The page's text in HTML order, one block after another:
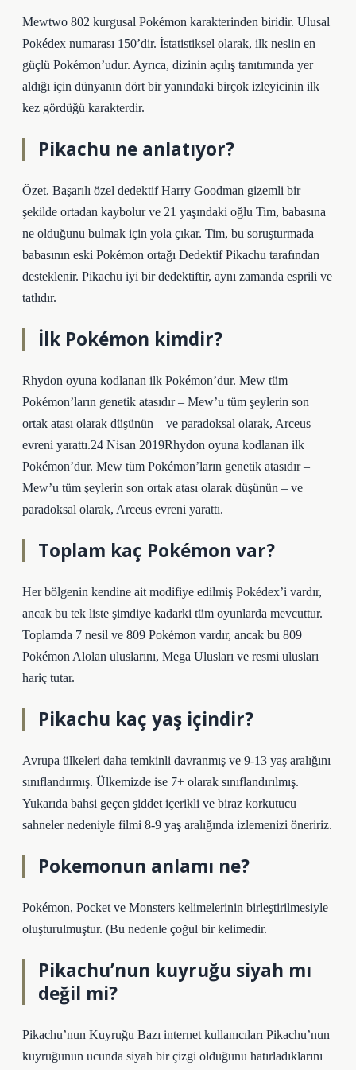
Mewtwo 802 kurgusal Pokémon karakterinden biridir. Ulusal
Pokédex numarası 150’dir. İstatistiksel olarak, ilk neslin en
güçlü Pokémon’udur. Ayrıca, dizinin açılış tanıtımında yer
aldığı için dünyanın dört bir yanındaki birçok izleyicinin ilk
kez gördüğü karakterdir.
Pikachu ne anlatıyor?
Özet. Başarılı özel dedektif Harry Goodman gizemli bir
şekilde ortadan kaybolur ve 21 yaşındaki oğlu Tim, babasına
ne olduğunu bulmak için yola çıkar. Tim, bu soruşturmada
babasının eski Pokémon ortağı Dedektif Pikachu tarafından
desteklenir. Pikachu iyi bir dedektiftir, aynı zamanda esprili ve
tatlıdır.
İlk Pokémon kimdir?
Rhydon oyuna kodlanan ilk Pokémon’dur. Mew tüm
Pokémon’ların genetik atasıdır – Mew’u tüm şeylerin son
ortak atası olarak düşünün – ve paradoksal olarak, Arceus
evreni yarattı.24 Nisan 2019Rhydon oyuna kodlanan ilk
Pokémon’dur. Mew tüm Pokémon’ların genetik atasıdır –
Mew’u tüm şeylerin son ortak atası olarak düşünün – ve
paradoksal olarak, Arceus evreni yarattı.
Toplam kaç Pokémon var?
Her bölgenin kendine ait modifiye edilmiş Pokédex’i vardır,
ancak bu tek liste şimdiye kadarki tüm oyunlarda mevcuttur.
Toplamda 7 nesil ve 809 Pokémon vardır, ancak bu 809
Pokémon Alolan uluslarını, Mega Ulusları ve resmi ulusları
hariç tutar.
Pikachu kaç yaş içindir?
Avrupa ülkeleri daha temkinli davranmış ve 9-13 yaş aralığını
sınıflandırmış. Ülkemizde ise 7+ olarak sınıflandırılmış.
Yukarıda bahsi geçen şiddet içerikli ve biraz korkutucu
sahneler nedeniyle filmi 8-9 yaş aralığında izlemenizi öneririz.
Pokemonun anlamı ne?
Pokémon, Pocket ve Monsters kelimelerinin birleştirilmesiyle
oluşturulmuştur. (Bu nedenle çoğul bir kelimedir.
Pikachu’nun kuyruğu siyah mı
değil mi?
Pikachu’nun Kuyruğu Bazı internet kullanıcıları Pikachu’nun
kuyruğunun ucunda siyah bir çizgi olduğunu hatırladıklarını